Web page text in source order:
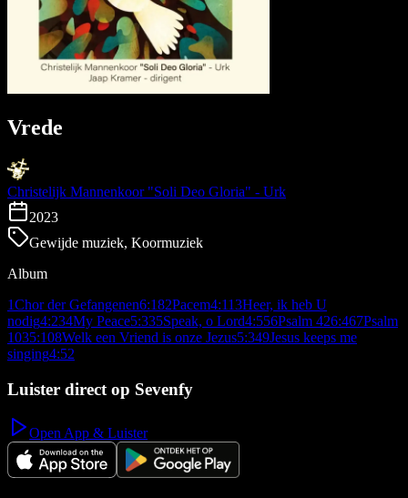
Vrede
Christelijk Mannenkoor "Soli Deo Gloria" - Urk
2023
Gewijde muziek, Koormuziek
Album
1Chor der Gefangenen6:182Pacem4:113Heer, ik heb U
nodig4:234My Peace5:335Speak, o Lord4:556Psalm 426:467Psalm
1035:108Welk een Vriend is onze Jezus5:349Jesus keeps me
singing4:52
Luister direct op Sevenfy
Open App & Luister